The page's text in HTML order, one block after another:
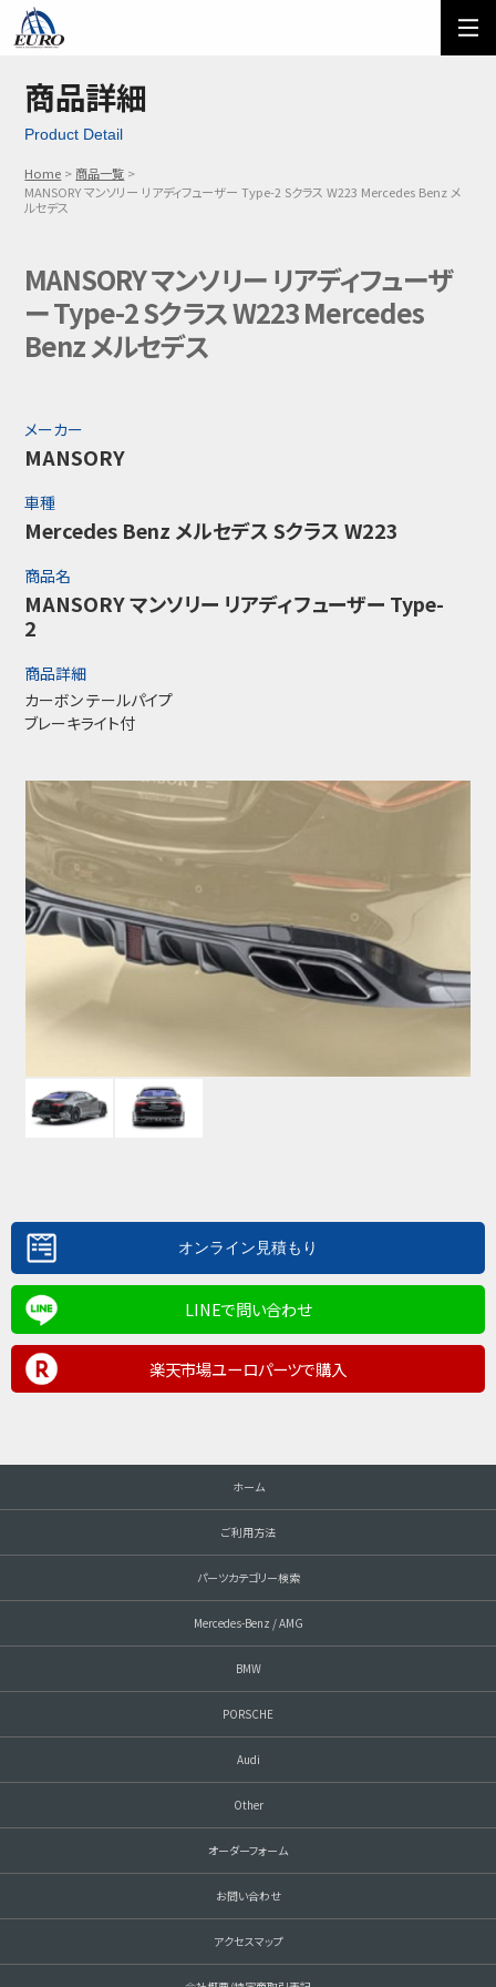
ご利用方法
メール問い合わせ
03-5674-7742
商品詳細
Product Detail
Home
商品一覧
MANSORY マンソリー リアディフューザー Type-2 Sクラス W223 Mercedes Benz メ
ルセデス
MANSORY マンソリー リアディフューザ
ー Type-2 Sクラス W223 Mercedes
Benz メルセデス
メーカー
MANSORY
車種
Mercedes Benz メルセデス Sクラス W223
商品名
MANSORY マンソリー リアディフューザー Type-
2
商品詳細
カーボン テールパイプ
ブレーキライト付
LINEで問い合わせ
楽天市場ユーロパーツで購入
ホーム
ご利用方法
パーツカテゴリー検索
Mercedes-Benz / AMG
BMW
PORSCHE
Audi
Other
オーダーフォーム
お問い合わせ
アクセスマップ